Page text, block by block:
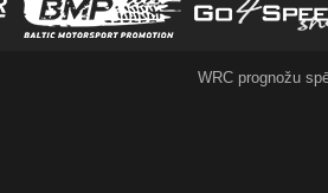
WRC prognožu